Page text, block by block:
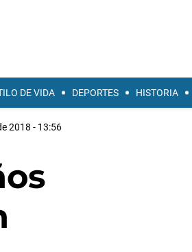
DE VIDA DEPORTES HISTORIA
2018 - 13:56